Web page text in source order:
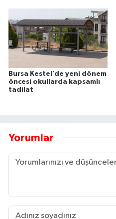
Bursa Kestel’de yeni dönem
öncesi okullarda kapsamlı
tadilat
Yorumlar